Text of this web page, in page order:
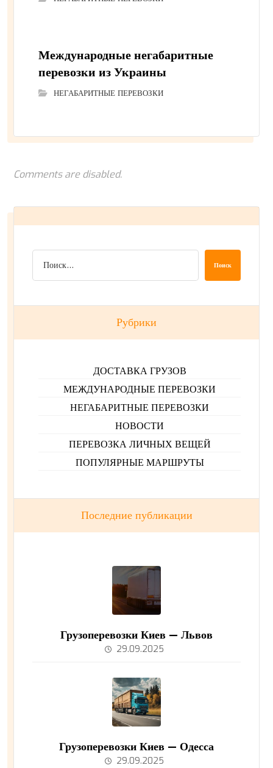
Международные негабаритные
перевозки из Украины
НЕГАБАРИТНЫЕ ПЕРЕВОЗКИ
Comments are disabled.
Поиск
Рубрики
ДОСТАВКА ГРУЗОВ
МЕЖДУНАРОДНЫЕ ПЕРЕВОЗКИ
НЕГАБАРИТНЫЕ ПЕРЕВОЗКИ
НОВОСТИ
ПЕРЕВОЗКА ЛИЧНЫХ ВЕЩЕЙ
ПОПУЛЯРНЫЕ МАРШРУТЫ
Последние публикации
Грузоперевозки Киев — Львов
29.09.2025
Грузоперевозки Киев — Одесса
29.09.2025